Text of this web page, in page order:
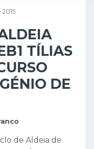
TÍLIAS
DE
de Aldeia de